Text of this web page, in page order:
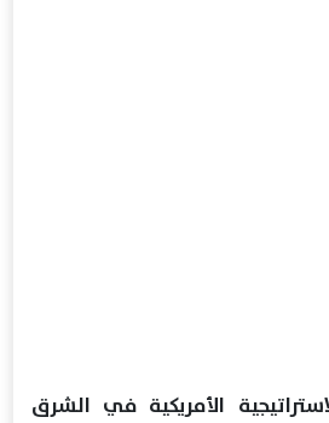
الأمريكية في الشرق